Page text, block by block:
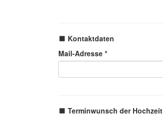
Kontaktdaten
Mail-Adresse *
Terminwunsch der Hochzeit